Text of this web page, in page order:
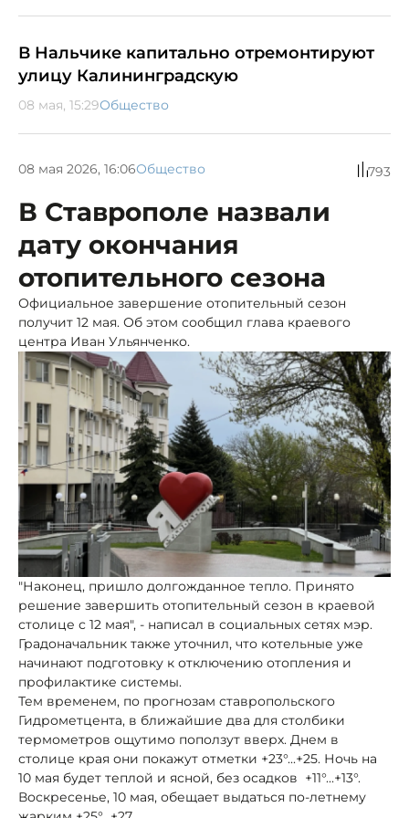
В Нальчике капитально отремонтируют
улицу Калининградскую
08 мая, 15:29Общество
08 мая 2026, 16:06Общество 793
В Ставрополе назвали
дату окончания
отопительного сезона
Официальное завершение отопительный сезон
получит 12 мая. Об этом сообщил глава краевого
центра Иван Ульянченко.
"Наконец, пришло долгожданное тепло. Принято
решение завершить отопительный сезон в краевой
столице с 12 мая", - написал в социальных сетях мэр.
Градоначальник также уточнил, что котельные уже
начинают подготовку к отключению отопления и
профилактике системы.
Тем временем, по прогнозам ставропольского
Гидрометцента, в ближайшие два для столбики
термометров ощутимо поползут вверх. Днем в
столице края они покажут отметки +23°...+25. Ночь на
10 мая будет теплой и ясной, без осадков +11°...+13°.
Воскресенье, 10 мая, обещает выдаться по-летнему